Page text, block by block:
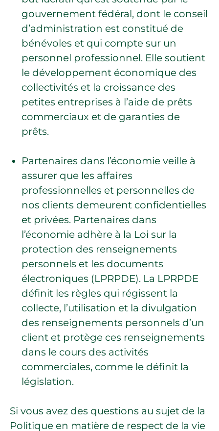
gouvernement fédéral, dont le conseil
d’administration est constitué de
bénévoles et qui compte sur un
personnel professionnel. Elle soutient
le développement économique des
collectivités et la croissance des
petites entreprises à l’aide de prêts
commerciaux et de garanties de
prêts.
Partenaires dans l’économie veille à
assurer que les affaires
professionnelles et personnelles de
nos clients demeurent confidentielles
et privées. Partenaires dans
l’économie adhère à la Loi sur la
protection des renseignements
personnels et les documents
électroniques (LPRPDE). La LPRPDE
définit les règles qui régissent la
collecte, l’utilisation et la divulgation
des renseignements personnels d’un
client et protège ces renseignements
dans le cours des activités
commerciales, comme le définit la
législation.
Si vous avez des questions au sujet de la
Politique en matière de respect de la vie